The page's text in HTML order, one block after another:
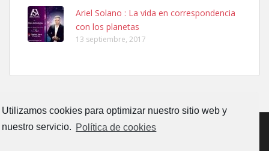
Utilizamos cookies para optimizar nuestro sitio web y
nuestro servicio. Política de cookies
Adopcion
Busco casa de acogida para mi perrita ya que por temas de trabajo
no la puedo tener. Solo gente r...
Ariel Solano : La vida en correspondencia
con los planetas
13 septiembre, 2017